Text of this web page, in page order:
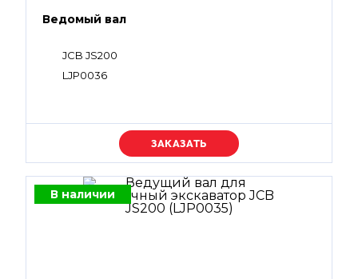
Ведомый вал
JCB JS200
LJP0036
Уточняйте цену
В наличии